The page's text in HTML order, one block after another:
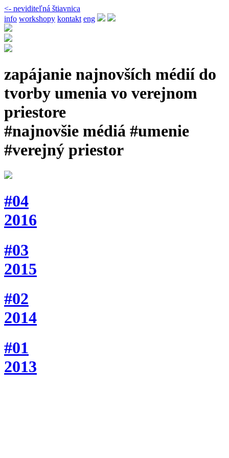
<- neviditeľná štiavnica
info workshopy kontakt eng
zapájanie najnovších médií do
tvorby umenia vo verejnom
priestore
#najnovšie médiá #umenie
#verejný priestor
#04
2016
#03
2015
#02
2014
#01
2013